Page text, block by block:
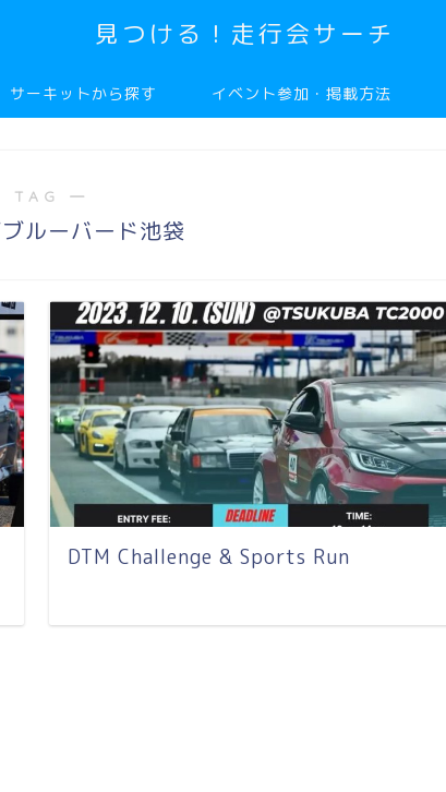
見つける！走行会サーチ
サーキットから探す イベント参加・掲載方法
TAG ―
ルーバード池袋
DTM Challenge & Sports Run